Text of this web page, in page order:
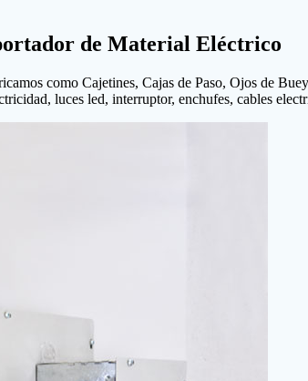
de Material Eléctrico
como Cajetines, Cajas de Paso, Ojos de
luces led, interruptor, enchufes, cables